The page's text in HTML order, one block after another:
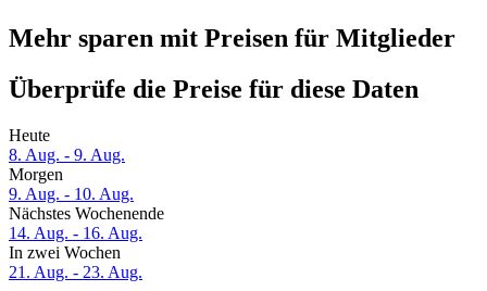
Mehr sparen mit Preisen für Mitglieder
Überprüfe die Preise für diese Daten
Heute
8. Aug. - 9. Aug.
Morgen
9. Aug. - 10. Aug.
Nächstes Wochenende
14. Aug. - 16. Aug.
In zwei Wochen
21. Aug. - 23. Aug.